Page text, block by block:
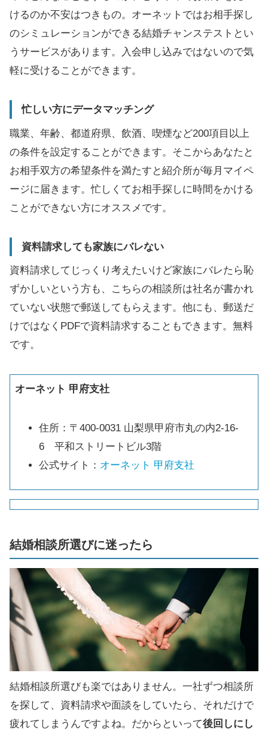
けるのか不安はつきもの。オーネットではお相手探し
のシミュレーションができる結婚チャンステストとい
うサービスがあります。入会申し込みではないので気
軽に受けることができます。
忙しい方にデータマッチング
職業、年齢、都道府県、飲酒、喫煙など200項目以上
の条件を設定することができます。そこからあなたと
お相手双方の希望条件を満たすと紹介所が毎月マイペ
ージに届きます。忙しくてお相手探しに時間をかける
ことができない方にオススメです。
資料請求しても家族にバレない
資料請求してじっくり考えたいけど家族にバレたら恥
ずかしいという方も、こちらの相談所は社名が書かれ
ていない状態で郵送してもらえます。他にも、郵送だ
けではなくPDFで資料請求することもできます。無料
です。
オーネット 甲府支社
住所：〒400-0031 山梨県甲府市丸の内2-16-
6 平和ストリートビル3階
公式サイト： オーネット 甲府支社
結婚相談所選びに迷ったら
結婚相談所選びも楽ではありません。一社ずつ相談所
を探して、資料請求や面談をしていたら、それだけで
疲れてしまうんですよね。だからといって後回しにし